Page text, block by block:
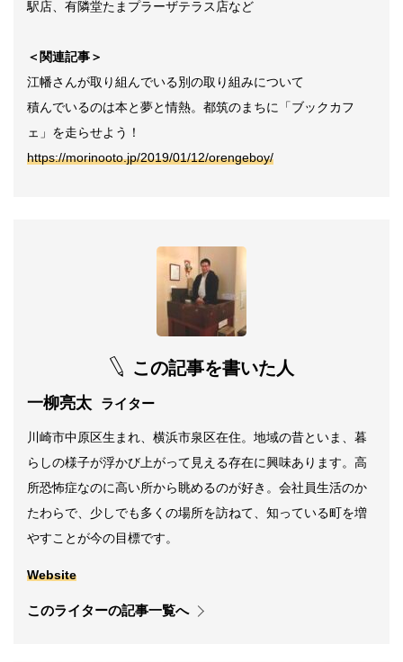
駅店、 有隣堂たまプラーザテラス店など
＜関連記事＞
江幡さんが取り組んでいる別の取り組みについて
積んでいるのは本と夢と情熱。都筑のまちに「ブックカフ
ェ」を走らせよう！
https://morinooto.jp/2019/01/12/orengeboy/
この記事を書いた人
一柳亮太 ライター
川崎市中原区生まれ、横浜市泉区在住。地域の昔といま、暮
らしの様子が浮かび上がって見える存在に興味あります。高
所恐怖症なのに高い所から眺めるのが好き。会社員生活のか
たわらで、少しでも多くの場所を訪ねて、知っている町を増
やすことが今の目標です。
Website
このライターの記事一覧へ